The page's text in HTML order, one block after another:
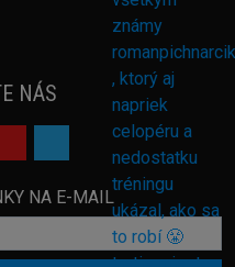
NÁS
NA E-MAIL